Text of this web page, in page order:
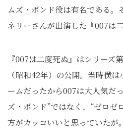
ムズ・ボンド役は有名である。
ネリーさんが出演した『007は
『007は二度死ぬ』はシリーズ
（昭和42年）の公開。当時僕
ームだったから007は大人気だ
ズ・ボンド”ではなく、“ゼロゼ
方がカッコいいと思っていたが。